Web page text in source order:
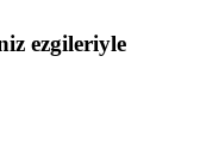
ezgileriyle